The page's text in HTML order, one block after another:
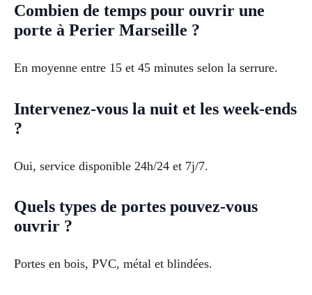
Combien de temps pour ouvrir une
porte à Perier Marseille ?
En moyenne entre 15 et 45 minutes selon la serrure.
Intervenez-vous la nuit et les week-ends
?
Oui, service disponible 24h/24 et 7j/7.
Quels types de portes pouvez-vous
ouvrir ?
Portes en bois, PVC, métal et blindées.